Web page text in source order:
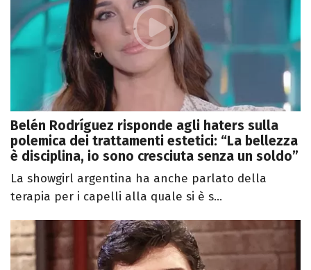
Belén Rodríguez risponde agli haters sulla
polemica dei trattamenti estetici: “La bellezza
è disciplina, io sono cresciuta senza un soldo”
La showgirl argentina ha anche parlato della
terapia per i capelli alla quale si è s...